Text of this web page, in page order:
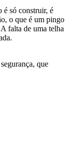
só construir, é
o que é um pingo
falta de uma telha
que